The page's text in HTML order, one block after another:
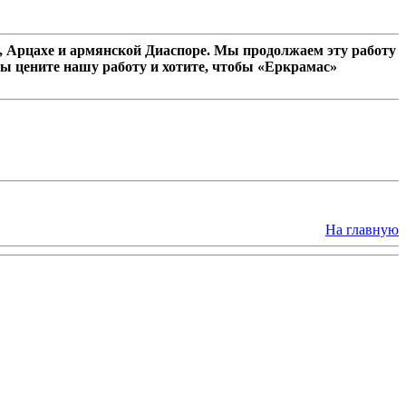
и армянской Диаспоре. Мы продолжаем эту работу
цените нашу работу и хотите, чтобы «Еркрамас»
На главную